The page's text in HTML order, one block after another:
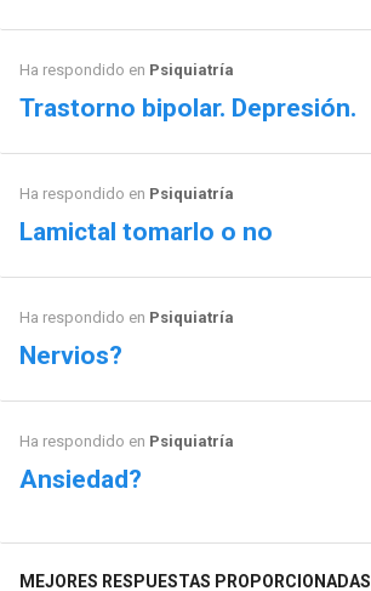
Ha respondido en Psiquiatría
Trastorno bipolar. Depresión.
Ha respondido en Psiquiatría
Lamictal tomarlo o no
Ha respondido en Psiquiatría
Nervios?
Ha respondido en Psiquiatría
Ansiedad?
MEJORES RESPUESTAS PROPORCIONADAS